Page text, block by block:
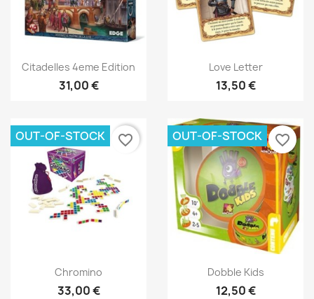
Aperçu rapide
Citadelles 4eme Edition
31,00 €
Aperçu rapide
Love Letter
13,50 €
Aperçu rapide
Chromino
33,00 €
OUT-OF-STOCK favorite_border
Aperçu rapide
Dobble Kids
12,50 €
OUT-OF-STOCK favorite_border
Nom de la liste d'envies
Annuler Créer une liste d'envies